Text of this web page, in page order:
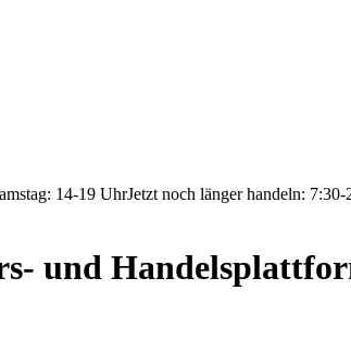
14-19 UhrJetzt noch länger handeln:
und